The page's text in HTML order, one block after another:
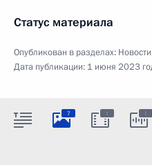
Статус материала
Опубликован в разделах: Новости
Дата публикации: 1 июня 2023
7 : :